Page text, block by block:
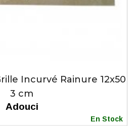
Incurvé Rainure 12x50
3 cm
Adouci
En Stock